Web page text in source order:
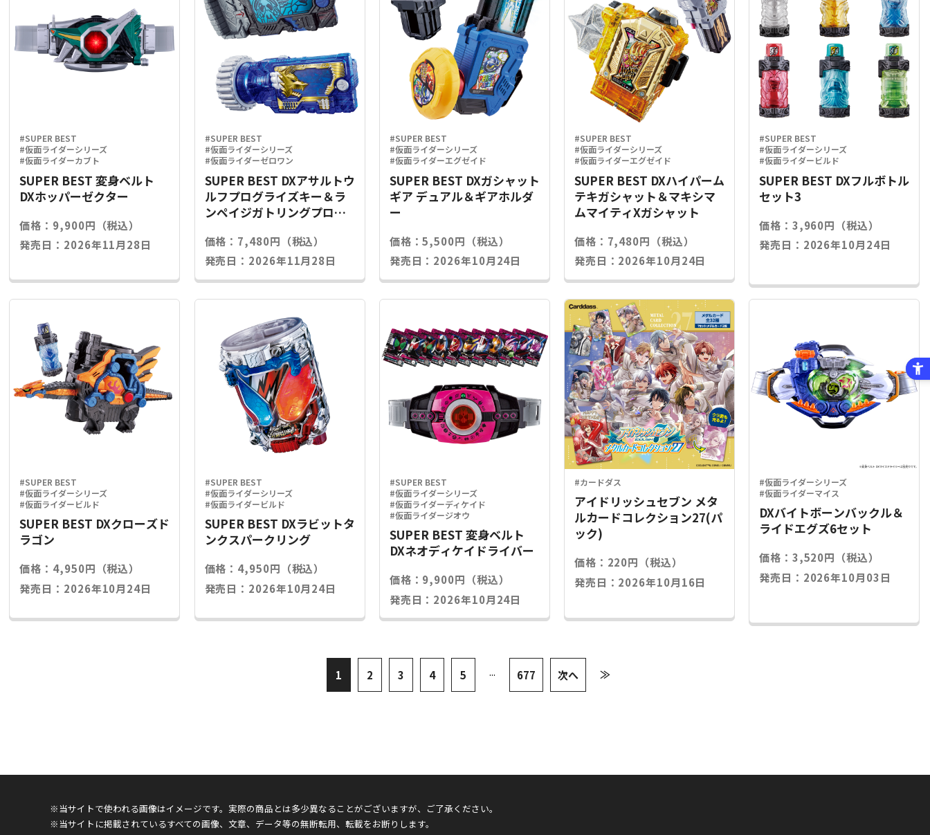
#SUPER BEST
#仮面ライダーシリーズ
#仮面ライダーカブト
SUPER BEST 変身ベルト
DXホッパーゼクター
価格：9,900円（税込）
発売日：2026年11月28日
#SUPER BEST
#仮面ライダーシリーズ
#仮面ライダーゼロワン
SUPER BEST DXアサルトウ
ルフプログライズキー＆ラ
ンペイジガトリングプログ
価格：7,480円（税込）
発売日：2026年11月28日
#SUPER BEST
#仮面ライダーシリーズ
#仮面ライダーエグゼイド
SUPER BEST DXガシャット
ギア デュアル＆ギアホルダ
ー
価格：5,500円（税込）
発売日：2026年10月24日
#SUPER BEST
#仮面ライダーシリーズ
#仮面ライダーエグゼイド
SUPER BEST DXハイパーム
テキガシャット＆マキシマ
ムマイティXガシャット
価格：7,480円（税込）
発売日：2026年10月24日
#SUPER BEST
#仮面ライダーシリーズ
#仮面ライダービルド
SUPER BEST DXフルボトル
セット3
価格：3,960円（税込）
発売日：2026年10月24日
#SUPER BEST
#仮面ライダーシリーズ
#仮面ライダービルド
SUPER BEST DXクローズド
ラゴン
価格：4,950円（税込）
発売日：2026年10月24日
#SUPER BEST
#仮面ライダーシリーズ
#仮面ライダービルド
SUPER BEST DXラビットタ
ンクスパークリング
価格：4,950円（税込）
発売日：2026年10月24日
#SUPER BEST
#仮面ライダーシリーズ
#仮面ライダーディケイド
#仮面ライダージオウ
SUPER BEST 変身ベルト
DXネオディケイドライバー
価格：9,900円（税込）
発売日：2026年10月24日
#カードダス
アイドリッシュセブン メタ
ルカードコレクション27(パ
ック)
価格：220円（税込）
発売日：2026年10月16日
#仮面ライダーシリーズ
#仮面ライダーマイス
DXバイトボーンバックル＆
ライドエグズ6セット
価格：3,520円（税込）
発売日：2026年10月03日
1 2 3 4 5 ... 677 次へ ≫
※当サイトで使われる画像はイメージです。実際の商品とは多少異なることがございますが、ご了承ください。
※当サイトに掲載されているすべての画像、文章、データ等の無断転用、転載をお断りします。